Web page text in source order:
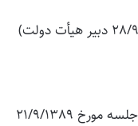
با احترام، طرح عقد قرارداد مستقیم با نیروهای خدماتی توسط دستگاهای اجرایی وحذف شرکت پیمانکار در جلسه مورخ 21/9/1389